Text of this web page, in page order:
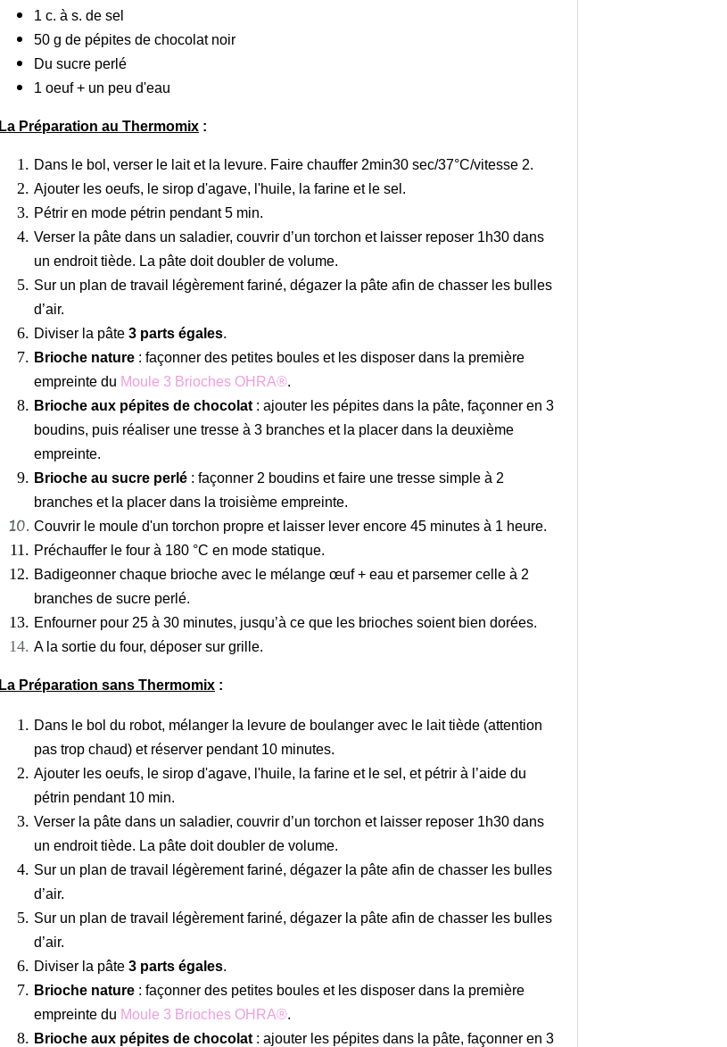
1 c. à s. de sel
50 g de pépites de chocolat noir
Du sucre perlé
1 oeuf + un peu d'eau
La Préparation au Thermomix :
Dans le bol, verser le lait et la levure. Faire chauffer 2min30 sec/37°C/vitesse 2.
Ajouter les oeufs, le sirop d'agave, l'huile, la farine et le sel.
Pétrir en mode pétrin pendant 5 min.
Verser la pâte dans un saladier, couvrir d’un torchon et laisser reposer 1h30 dans
un endroit tiède. La pâte doit doubler de volume.
Sur un plan de travail légèrement fariné, dégazer la pâte afin de chasser les bulles
d’air.
Diviser la pâte 3 parts égales.
Brioche nature : façonner des petites boules et les disposer dans la première
empreinte du Moule 3 Brioches OHRA®.
Brioche aux pépites de chocolat : ajouter les pépites dans la pâte, façonner en 3
boudins, puis réaliser une tresse à 3 branches et la placer dans la deuxième
empreinte.
Brioche au sucre perlé : façonner 2 boudins et faire une tresse simple à 2
branches et la placer dans la troisième empreinte.
Couvrir le moule d'un torchon propre et laisser lever encore 45 minutes à 1 heure.
Préchauffer le four à 180 °C en mode statique.
Badigeonner chaque brioche avec le mélange œuf + eau et parsemer celle à 2
branches de sucre perlé.
Enfourner pour 25 à 30 minutes, jusqu’à ce que les brioches soient bien dorées.
A la sortie du four, déposer sur grille.
La Préparation sans Thermomix :
Dans le bol du robot, mélanger la levure de boulanger avec le lait tiède (attention
pas trop chaud) et réserver pendant 10 minutes.
Ajouter les oeufs, le sirop d'agave, l'huile, la farine et le sel, et pétrir à l’aide du
pétrin pendant 10 min.
Verser la pâte dans un saladier, couvrir d’un torchon et laisser reposer 1h30 dans
un endroit tiède. La pâte doit doubler de volume.
Sur un plan de travail légèrement fariné, dégazer la pâte afin de chasser les bulles
d’air.
Sur un plan de travail légèrement fariné, dégazer la pâte afin de chasser les bulles
d’air.
Diviser la pâte 3 parts égales.
Brioche nature : façonner des petites boules et les disposer dans la première
empreinte du Moule 3 Brioches OHRA®.
Brioche aux pépites de chocolat : ajouter les pépites dans la pâte, façonner en 3